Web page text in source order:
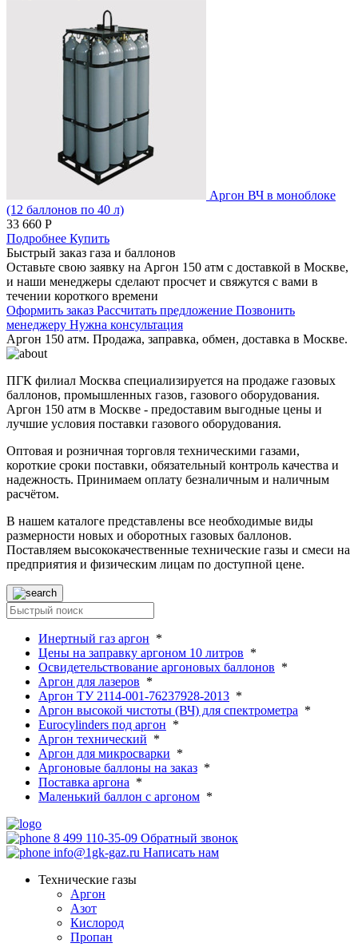
Аргон ВЧ в моноблоке
(12 баллонов по 40 л)
33 660 Р
Подробнее Купить
Быстрый заказ газа и баллонов
Оставьте свою заявку на Аргон 150 атм с доставкой в Москве,
и наши менеджеры сделают просчет и свяжутся с вами в
течении короткого времени
Оформить заказ Рассчитать предложение Позвонить
менеджеру Нужна консультация
Аргон 150 атм. Продажа, заправка, обмен, доставка в Москве.
ПГК филиал Москва специализируется на продаже газовых
баллонов, промышленных газов, газового оборудования.
Аргон 150 атм в Москве - предоставим выгодные цены и
лучшие условия поставки газового оборудования.
Оптовая и розничная торговля техническими газами,
короткие сроки поставки, обязательный контроль качества и
надежность. Принимаем оплату безналичным и наличным
расчётом.
В нашем каталоге представлены все необходимые виды
размерности новых и оборотных газовых баллонов.
Поставляем высококачественные технические газы и смеси на
предприятия и физическим лицам по доступной цене.
Инертный газ аргон *
Цены на заправку аргоном 10 литров *
Освидетельствование аргоновых баллонов *
Аргон для лазеров *
Аргон ТУ 2114-001-76237928-2013 *
Аргон высокой чистоты (ВЧ) для спектрометра *
Eurocylinders под аргон *
Аргон технический *
Аргон для микросварки *
Аргоновые баллоны на заказ *
Поставка аргона *
Маленький баллон с аргоном *
8 499 110-35-09 Обратный звонок
info@1gk-gaz.ru Написать нам
Технические газы
Аргон
Азот
Кислород
Пропан